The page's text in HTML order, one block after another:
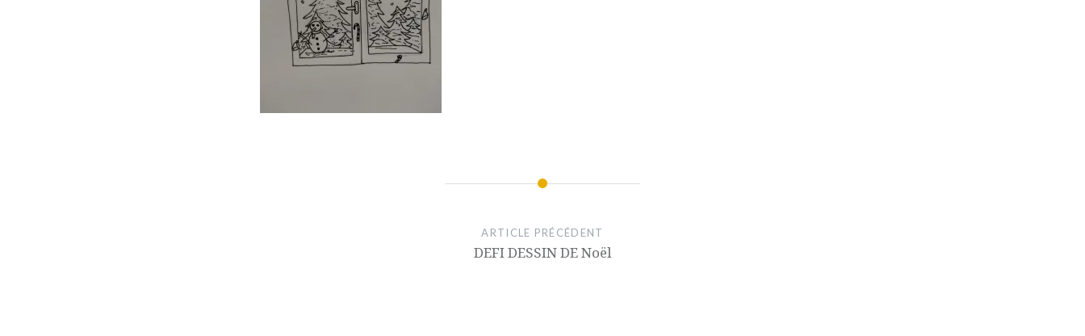
ARTICLE PRÉCÉDENT
DEFI DESSIN DE Noël